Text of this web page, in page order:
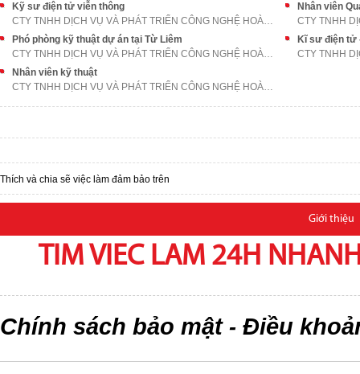
Kỹ sư điện tử viễn thông
CTY TNHH DỊCH VỤ VÀ PHÁT TRIỂN CÔNG NGHỆ HOÀNG PHÁ
Nhân viên
Phó phòng kỹ thuật dự án tại Từ Liêm
CTY TNHH DỊCH VỤ VÀ PHÁT TRIỂN CÔNG NGHỆ HOÀNG PHÁ
Kĩ sư điện tử
Nhân viên kỹ thuật
CTY TNHH DỊCH VỤ VÀ PHÁT TRIỂN CÔNG NGHỆ HOÀNG PHÁ
Thích và chia sẽ việc làm đảm bảo trên
Giới thiệu
TIM VIEC LAM 24H
Chính sách bảo mật- Điều